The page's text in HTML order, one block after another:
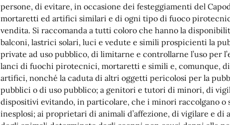
persone, di evitare, in occasione dei festeggiamenti del
mortaretti ed artifici similari e di ogni tipo di fuoco
vendita. Si raccomanda a tutti coloro che hanno la
balconi, lastrici solari, luci e vedute e simili prospicienti la
private ad uso pubblico, di limitarne e controllarne l’uso per
lanci di fuochi pirotecnici, mortaretti e simili e, comunque,
artifici, nonché la caduta di altri oggetti pericolosi per la
pubblici o di uso pubblico; a genitori e tutori di minori, di
dispositivi evitando, in particolare, che i minori raccolgano o
inesplosi; ai proprietari di animali d’affezione, di vigilare e di